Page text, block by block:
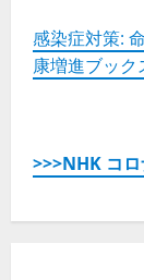
詳
細
を
ご
い
感染症対策:
康増進ブック
>>>NHK コ